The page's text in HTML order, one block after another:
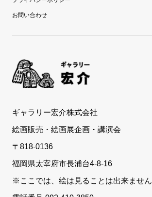
お問い合わせ
ギャラリー宏介株式会社
絵画販売・絵画展企画・講演会
〒818-0136
福岡県太宰府市長浦台4-8-16
※ここでは、絵は見ることは出来ません